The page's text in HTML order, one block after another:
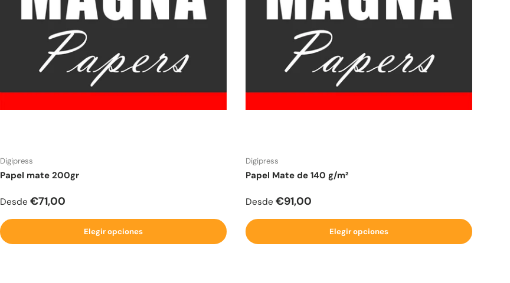
Digipress
Papel mate 200gr
Precio normal
Desde €71,00
Elegir opciones
Digipress
Papel Mate de 140 g/m²
Precio normal
Desde €91,00
Elegir opciones